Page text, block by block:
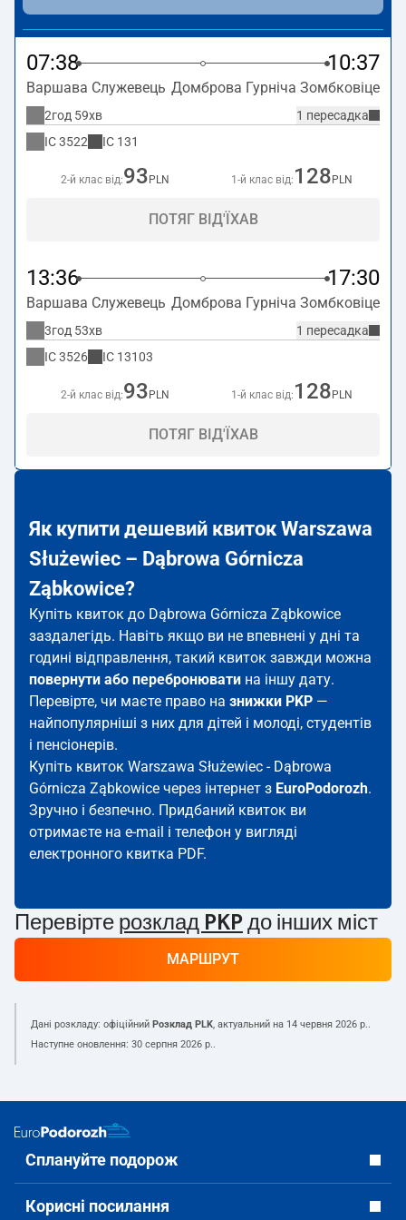
07:38 10:37
Варшава Служевець Домброва Гурніча Зомбковіце
1 пересадка
2год 59хв
IC3522 IC 131
2-й клас від:93 PLN 1-й клас від: 128 PLN
ПОТЯГ ВІД'ЇХАВ
13:36 17:30
Варшава Служевець Домброва Гурніча Зомбковіце
1 пересадка
3год 53хв
IC3526 IC 13103
2-й клас від:93 PLN 1-й клас від: 128 PLN
ПОТЯГ ВІД'ЇХАВ
Як купити дешевий квиток Warszawa
Służewiec – Dąbrowa Górnicza
Ząbkowice?
Купіть квиток до Dąbrowa Górnicza Ząbkowice
заздалегідь. Навіть якщо ви не впевнені у дні та
годині відправлення, такий квиток завжди можна
повернути або перебронювати на іншу дату.
Перевірте, чи маєте право на знижки PKP —
найпопулярніші з них для дітей і молоді, студентів
і пенсіонерів.
Купіть квиток Warszawa Służewiec - Dąbrowa
Górnicza Ząbkowice через інтернет з EuroPodorozh.
Зручно і безпечно. Придбаний квиток ви
отримаєте на e-mail і телефон у вигляді
електронного квитка PDF.
Перевірте розклад PKP до інших міст
МАРШРУТ
Дані розкладу: офіційний Розклад PLK, актуальний на 14 червня 2026 р..
Наступне оновлення: 30 серпня 2026 р..
Сплануйте подорож
Корисні посилання